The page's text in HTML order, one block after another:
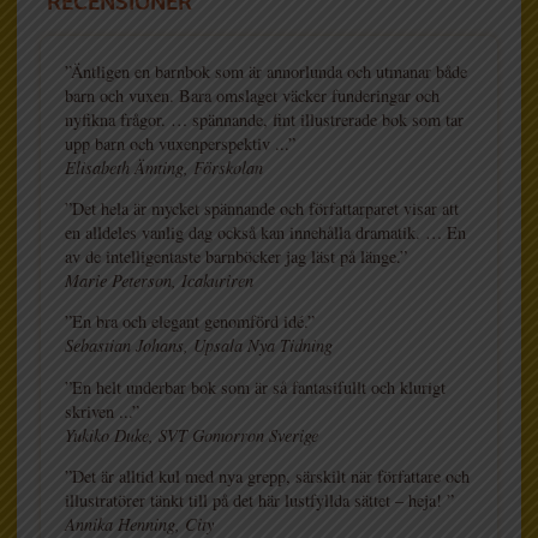
”Äntligen en barnbok som är annorlunda och utmanar både
barn och vuxen. Bara omslaget väcker funderingar och
nyfikna frågor. … spännande, fint illustrerade bok som tar
upp barn och vuxenperspektiv ...”
Elisabeth Ämting, Förskolan
”Det hela är mycket spännande och författarparet visar att
en alldeles vanlig dag också kan innehålla dramatik. … En
av de intelligentaste barnböcker jag läst på länge.”
Marie Peterson, Icakuriren
”En bra och elegant genomförd idé.”
Sebastian Johans, Upsala Nya Tidning
”En helt underbar bok som är så fantasifullt och klurigt
skriven ...”
Yukiko Duke, SVT Gomorron Sverige
”Det är alltid kul med nya grepp, särskilt när författare och
illustratörer tänkt till på det här lustfyllda sättet – heja! ”
Annika Henning, City